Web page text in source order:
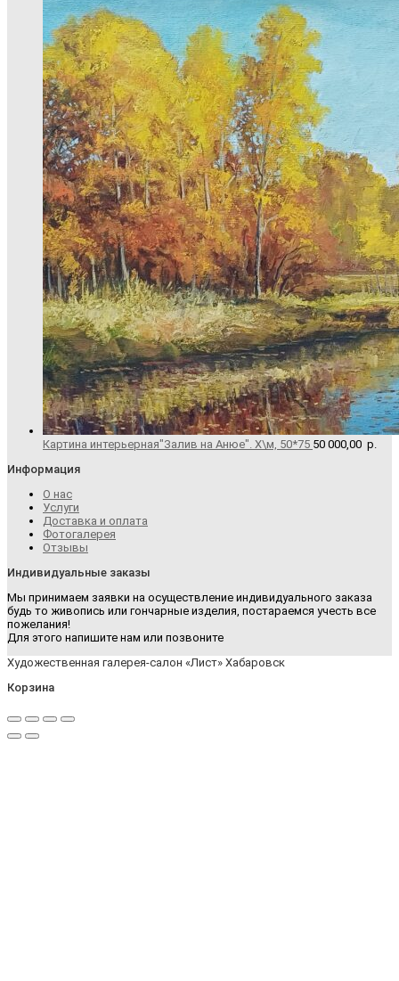
Картина интерьерная"Залив на Анюе". Х\м, 50*75 50 000,00 р.
Информация
О нас
Услуги
Доставка и оплата
Фотогалерея
Отзывы
Индивидуальные заказы
Мы принимаем заявки на осуществление индивидуального заказа
будь то живопись или гончарные изделия, постараемся учесть все
пожелания!
Для этого напишите нам или позвоните
Художественная галерея-салон «Лист» Хабаровск
Корзина